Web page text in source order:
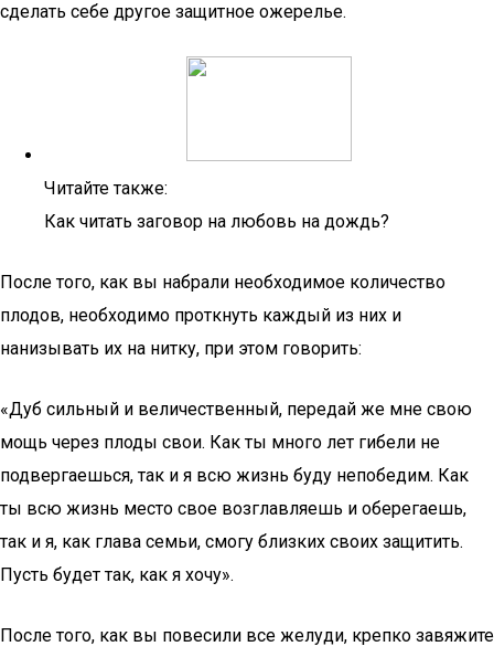
сделать себе другое защитное ожерелье.
Читайте также:
Как читать заговор на любовь на дождь?
После того, как вы набрали необходимое количество
плодов, необходимо проткнуть каждый из них и
нанизывать их на нитку, при этом говорить:
«Дуб сильный и величественный, передай же мне свою
мощь через плоды свои. Как ты много лет гибели не
подвергаешься, так и я всю жизнь буду непобедим. Как
ты всю жизнь место свое возглавляешь и оберегаешь,
так и я, как глава семьи, смогу близких своих защитить.
Пусть будет так, как я хочу».
После того, как вы повесили все желуди, крепко завяжите